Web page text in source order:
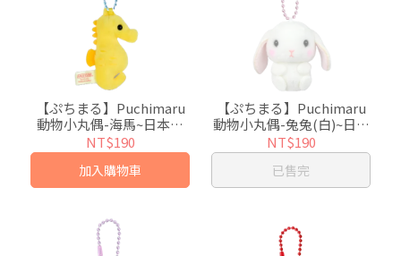
【ぷちまる】Puchimaru
動物小丸偶-海馬~日本超
人氣絨毛小吊飾
NT$190
加入購物車
【ぷちまる】Puchimaru
動物小丸偶-兔兔(白)~日本
超人氣絨毛小吊飾
NT$190
已售完